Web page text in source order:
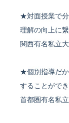
★対面授業で
理解の向上に繋
関西有名私立
★個別指導だ
することがで
首都圏有名私